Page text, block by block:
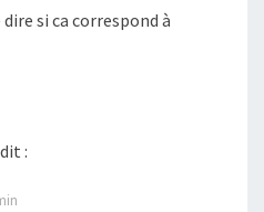
si ca correspond à
dit :